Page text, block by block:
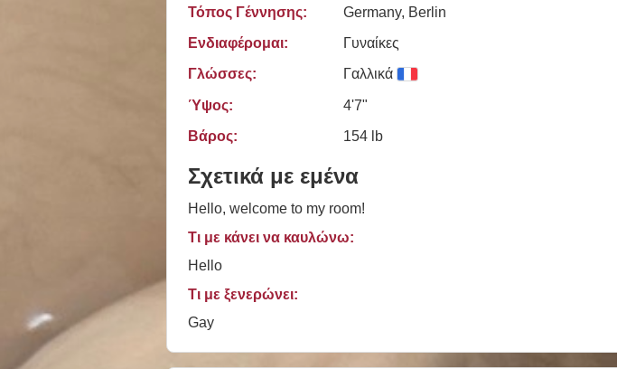
Τόπος Γέννησης:
Germany, Berlin
Ενδιαφέρομαι:
Γυναίκες
Γλώσσες:
Γαλλικά
Ύψος:
4'7"
Βάρος:
154 lb
Σχετικά με εμένα
Hello, welcome to my room!
Τι με κάνει να καυλώνω:
Hello
Τι με ξενερώνει:
Gay